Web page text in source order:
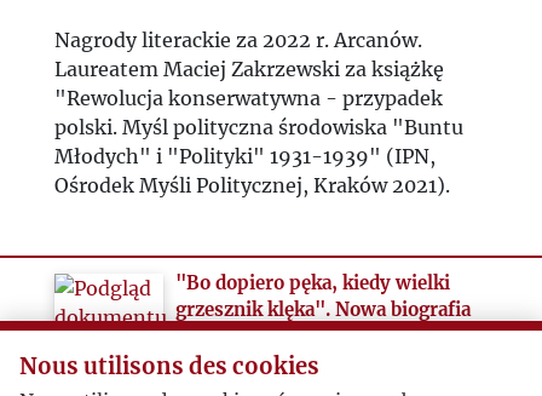
Nagrody literackie za 2022 r. Arcanów.
Laureatem Maciej Zakrzewski za książkę
"Rewolucja konserwatywna - przypadek
polski. Myśl polityczna środowiska "Buntu
Młodych" i "Polityki" 1931-1939" (IPN,
Ośrodek Myśli Politycznej, Kraków 2021).
"Bo dopiero pęka, kiedy wielki
grzesznik klęka". Nowa biografia
Jana Lechonia
Arcana, nr 11/12
Nous utilisons des cookies